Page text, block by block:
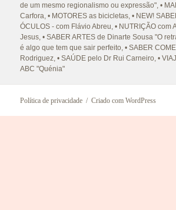
de um mesmo regionalismo ou expressão",•
Carfora,• MOTORES as bicicletas,• NEW!
ÓCULOS - com Flávio Abreu,• NUTRIÇÃO com
Jesus,• SABER ARTES de Dinarte Sousa "O
é algo que tem que sair perfeito,• SABER
Rodriguez,• SAÚDE pelo Dr Rui Carneiro,•
ABC "Quénia"
Política de privacidade Criado com WordPress